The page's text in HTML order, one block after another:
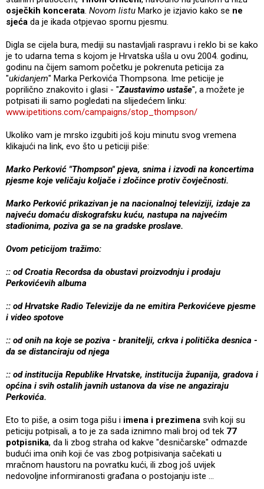
osječkih koncerata. Novom listu Marko je izjavio kako se ne
sjeća da je ikada otpjevao spornu pjesmu.
Digla se cijela bura, mediji su nastavljali raspravu i reklo bi se kako
je to udarna tema s kojom je Hrvatska ušla u ovu 2004. godinu,
godinu na čijem samom početku je pokrenuta peticija za
"ukidanjem" Marka Perkovića Thompsona. Ime peticije je
poprilično znakovito i glasi - "Zaustavimo ustaše", a možete je
potpisati ili samo pogledati na slijedećem linku:
www.ipetitions.com/campaigns/stop_thompson/
Ukoliko vam je mrsko izgubiti još koju minutu svog vremena
klikajući na link, evo što u peticiji piše:
Marko Perković "Thompson" pjeva, snima i izvodi na koncertima
pjesme koje veličaju koljače i zločince protiv čovječnosti.
Marko Perković prikazivan je na nacionalnoj televiziji, izdaje za
najveću domaću diskografsku kuću, nastupa na najvećim
stadionima, poziva ga se na gradske proslave.
Ovom peticijom tražimo:
:: od Croatia Recordsa da obustavi proizvodnju i prodaju
Perkovićevih albuma
:: od Hrvatske Radio Televizije da ne emitira Perkovićeve pjesme
i video spotove
:: od onih na koje se poziva - branitelji, crkva i politička desnica -
da se distanciraju od njega
:: od institucija Republike Hrvatske, institucija županija, gradova i
općina i svih ostalih javnih ustanova da vise ne angaziraju
Perkovića.
Eto to piše, a osim toga pišu i imena i prezimena svih koji su
peticiju potpisali, a to je za sada iznimno mali broj od tek 77
potpisnika, da li zbog straha od kakve "desničarske" odmazde
budući ima onih koji će vas zbog potpisivanja sačekati u
mračnom haustoru na povratku kući, ili zbog još uvijek
nedovoljne informiranosti građana o postojanju iste ...